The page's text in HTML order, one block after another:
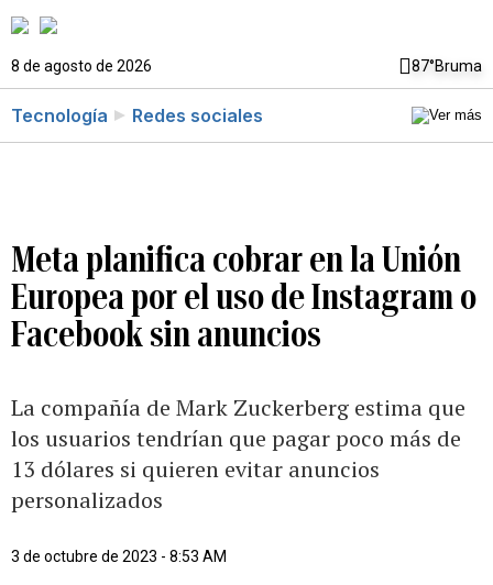
8 de agosto de 2026 87°Bruma
Tecnología Redes sociales
Meta planifica cobrar en la Unión
Europea por el uso de Instagram o
Facebook sin anuncios
La compañía de Mark Zuckerberg estima que
los usuarios tendrían que pagar poco más de
13 dólares si quieren evitar anuncios
personalizados
3 de octubre de 2023 - 8:53 AM